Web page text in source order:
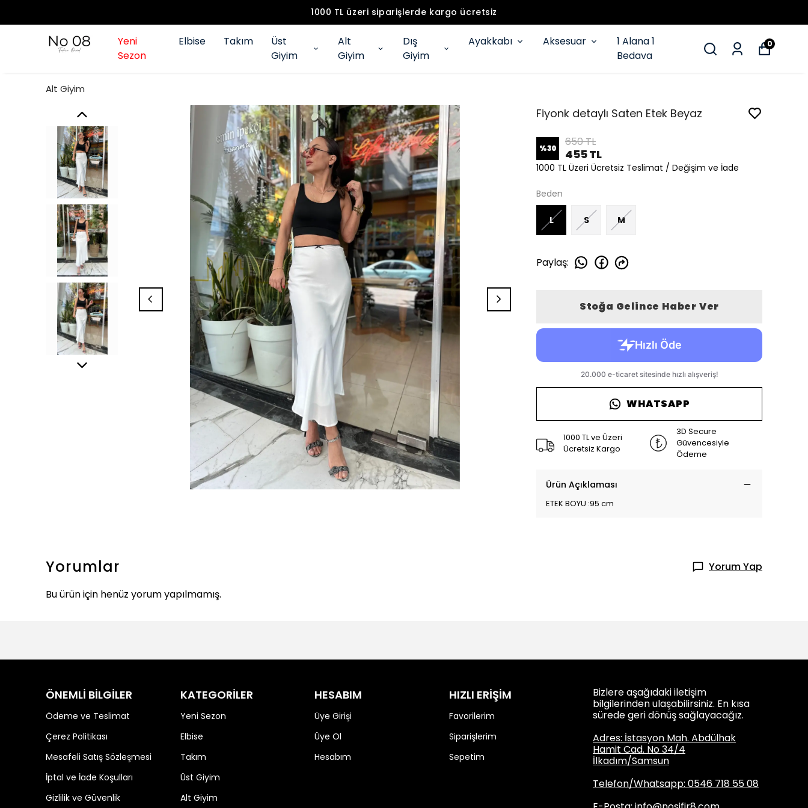
1000 TL üzeri siparişlerde kargo ücretsiz
Yeni
Sezon
Elbise Takım
Üst
Giyim
Alt
Giyim
Dış
Giyim
Ayakkabı Aksesuar
1 Alana 1
Bedava
0
Alt Giyim
Fiyonk detaylı Saten Etek Beyaz
%30 650 TL
455 TL
1000 TL Üzeri Ücretsiz Teslimat / Değişim ve İade
Beden
L S M
Paylaş:
Stoğa Gelince Haber Ver
WHATSAPP
1000 TL ve Üzeri
Ücretsiz Kargo
3D Secure
Güvencesiyle
Ödeme
Ürün Açıklaması
ETEK BOYU :95 cm
Yorumlar
Yorum Yap
Bu ürün için henüz yorum yapılmamış.
ÖNEMLİ BİLGİLER
Ödeme ve Teslimat
Çerez Politikası
Mesafeli Satış Sözleşmesi
İptal ve İade Koşulları
Gizlilik ve Güvenlik
KATEGORİLER
Yeni Sezon
Elbise
Takım
Üst Giyim
Alt Giyim
HESABIM
Üye Girişi
Üye Ol
Hesabım
HIZLI ERİŞİM
Favorilerim
Siparişlerim
Sepetim
Bizlere aşağıdaki iletişim
bilgilerinden ulaşabilirsiniz. En kısa
sürede geri dönüş sağlayacağız.
Adres: İstasyon Mah. Abdülhak
Hamit Cad. No 34/4
İlkadım/Samsun
Telefon/Whatsapp: 0546 718 55 08